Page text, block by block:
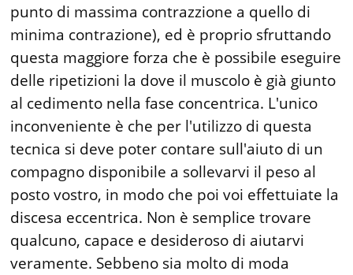
punto di massima contrazzione a quello di
minima contrazione), ed è proprio sfruttando
questa maggiore forza che è possibile eseguire
delle ripetizioni la dove il muscolo è già giunto
al cedimento nella fase concentrica. L'unico
inconveniente è che per l'utilizzo di questa
tecnica si deve poter contare sull'aiuto di un
compagno disponibile a sollevarvi il peso al
posto vostro, in modo che poi voi effettuiate la
discesa eccentrica. Non è semplice trovare
qualcuno, capace e desideroso di aiutarvi
veramente. Sebbeno sia molto di moda